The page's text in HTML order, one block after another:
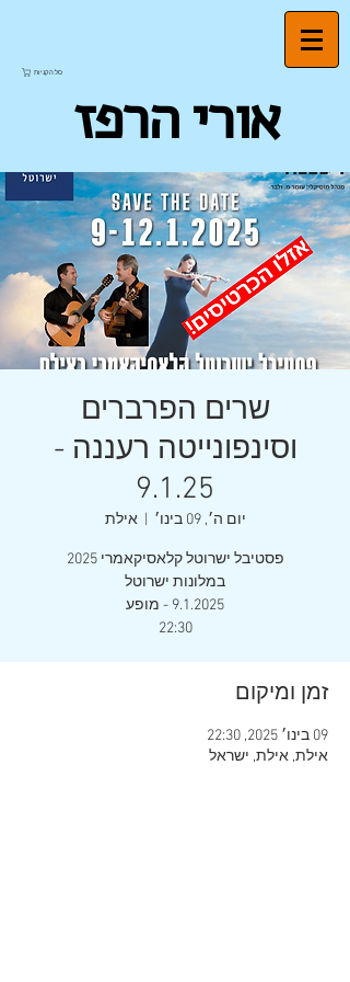
סל הקניות
אורי הרפז
שרים הפרברים
וסינפונייטה רעננה -
9.1.25
יום ה׳, 09 בינו׳
  |
אילת
22:30
זמן ומיקום
09 בינו׳ 2025, 22:30
אילת, אילת, ישראל